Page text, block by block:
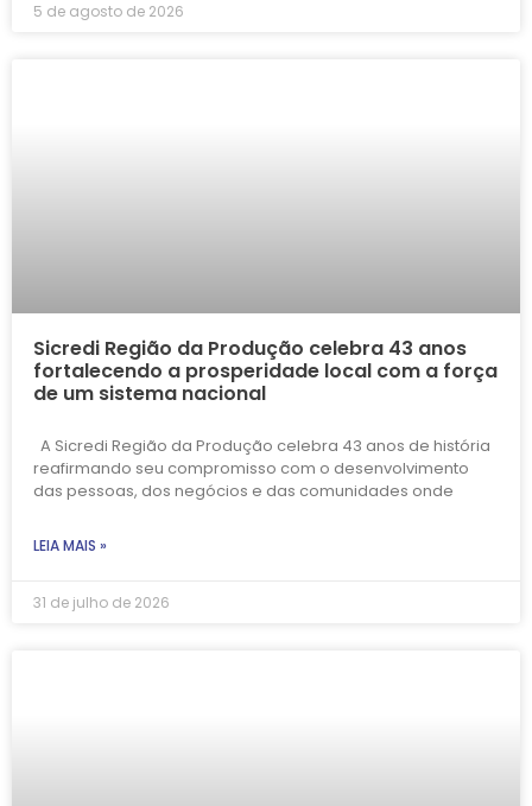
5 de agosto de 2026
Sicredi Região da Produção celebra 43 anos
fortalecendo a prosperidade local com a força
de um sistema nacional
A Sicredi Região da Produção celebra 43 anos de história
reafirmando seu compromisso com o desenvolvimento
das pessoas, dos negócios e das comunidades onde
LEIA MAIS »
31 de julho de 2026